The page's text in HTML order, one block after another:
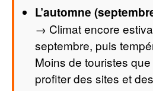
L’automne
→ Climat encore
septembre, puis
Moins de touristes que
profiter des sites et